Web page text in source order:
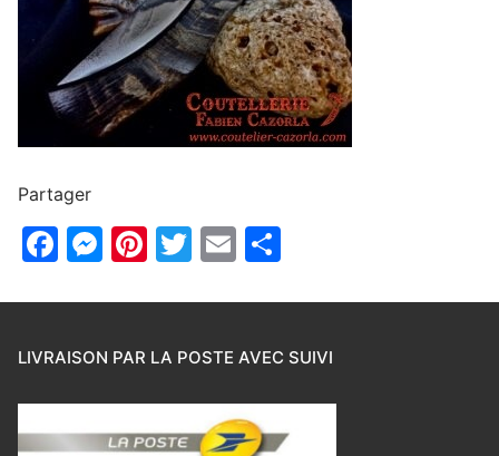
Partager
Facebook
Messenger
Pinterest
Twitter
Email
LIVRAISON PAR LA POSTE AVEC SUIVI